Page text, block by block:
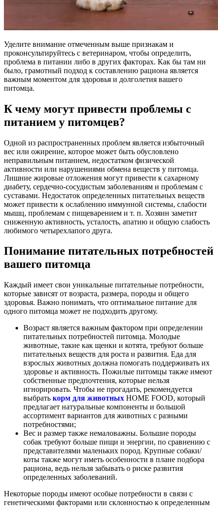
Уделите внимание отмеченным выше признакам и
проконсультируйтесь с ветеринаром, чтобы определить,
проблема в питании либо в других факторах. Как бы там ни
было, грамотный подход к составлению рациона является
важным моментом для здоровья и долголетия вашего
питомца.
К чему могут привести проблемы с
питанием у питомцев?
Одной из распространенных проблем является избыточный
вес или ожирение, которое может быть обусловлено
неправильным питанием, недостатком физической
активности или нарушениями обмена веществ у питомца.
Лишние жировые отложения могут привести к сахарному
диабету, сердечно-сосудистым заболеваниям и проблемам с
суставами. Недостаток определенных питательных веществ
может привести к ослаблению иммунной системы, слабости
мышц, проблемам с пищеварением и т. п. Хозяин заметит
сниженную активность, усталость, апатию и общую слабость
любимого четырехлапого друга.
Понимание питательных потребностей
вашего питомца
Каждый имеет свои уникальные питательные потребности,
которые зависят от возраста, размера, породы и общего
здоровья. Важно понимать, что оптимальное питание для
одного питомца может не подходить другому.
Возраст является важным фактором при определении
питательных потребностей питомца. Молодые
животные, такие как щенки и котята, требуют больше
питательных веществ для роста и развития. Еда для
взрослых животных должна помогать поддерживать их
здоровье и активность. Пожилые питомцы также имеют
собственные предпочтения, которые нельзя
игнорировать. Чтобы не прогадать, рекомендуется
выбрать корм для животных HOME FOOD, который
предлагает натуральные компоненты и большой
ассортимент вариантов для животных с разными
потребностями;
Вес и размер также немаловажны. Большие породы
собак требуют больше пищи и энергии, по сравнению с
представителями маленьких пород. Крупные собаки/
коты также могут иметь особенности в плане подбора
рациона, ведь нельзя забывать о риске развития
определенных заболеваний.
Некоторые породы имеют особые потребности в связи с
генетическими факторами или склонностью к определенным